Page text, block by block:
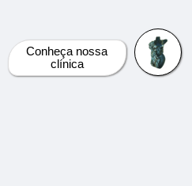
Conheça nossa
clínica